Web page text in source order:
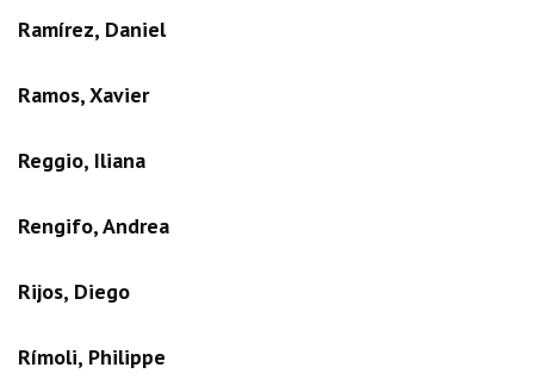
Ramírez, Daniel
Ramos, Xavier
Reggio, Iliana
Rengifo, Andrea
Rijos, Diego
Rímoli, Philippe